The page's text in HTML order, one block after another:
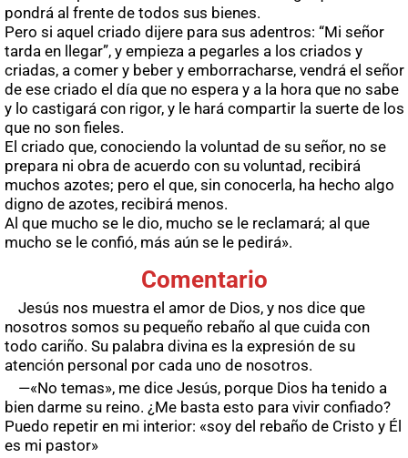
pondrá al frente de todos sus bienes.
Pero si aquel criado dijere para sus adentros: “Mi señor
tarda en llegar”, y empieza a pegarles a los criados y
criadas, a comer y beber y emborracharse, vendrá el señor
de ese criado el día que no espera y a la hora que no sabe
y lo castigará con rigor, y le hará compartir la suerte de los
que no son fieles.
El criado que, conociendo la voluntad de su señor, no se
prepara ni obra de acuerdo con su voluntad, recibirá
muchos azotes; pero el que, sin conocerla, ha hecho algo
digno de azotes, recibirá menos.
Al que mucho se le dio, mucho se le reclamará; al que
mucho se le confió, más aún se le pedirá».
Comentario
Jesús nos muestra el amor de Dios, y nos dice que
nosotros somos su pequeño rebaño al que cuida con
todo cariño. Su palabra divina es la expresión de su
atención personal por cada uno de nosotros.
—«No temas», me dice Jesús, porque Dios ha tenido a
bien darme su reino. ¿Me basta esto para vivir confiado?
Puedo repetir en mi interior: «soy del rebaño de Cristo y Él
es mi pastor»